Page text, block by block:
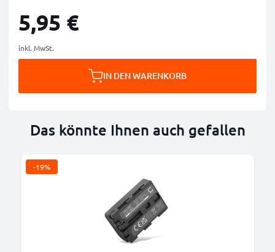
5,95 €
inkl. MwSt.
IN DEN WARENKORB
Das könnte Ihnen auch gefallen
-19%